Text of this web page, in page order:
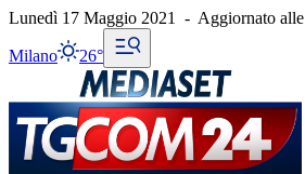
Lunedì 17 Maggio 2021 - Aggiornato alle
Milano 26°